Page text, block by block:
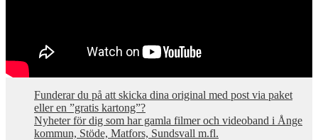
Funderar du på att skicka dina original med post via paket
eller en ”gratis kartong”?
Nyheter för dig som har gamla filmer och videoband i Ånge
kommun, Stöde, Matfors, Sundsvall m.fl.